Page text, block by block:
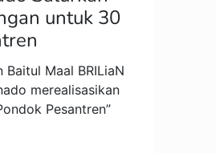
untuk 30
Baitul Maal BRILiaN
merealisasikan
Pesantren”